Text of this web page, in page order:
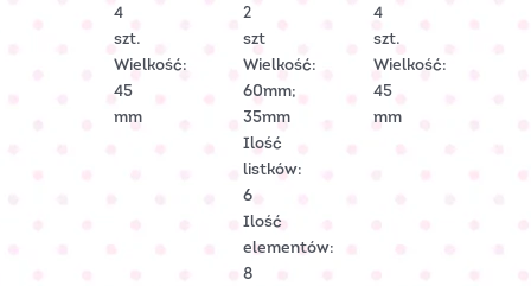
4
szt.
Wielkość:
45
mm
2
szt
Wielkość:
60mm;
35mm
Ilość
listków:
6
Ilość
elementów:
8
4
szt.
Wielkość:
45
mm